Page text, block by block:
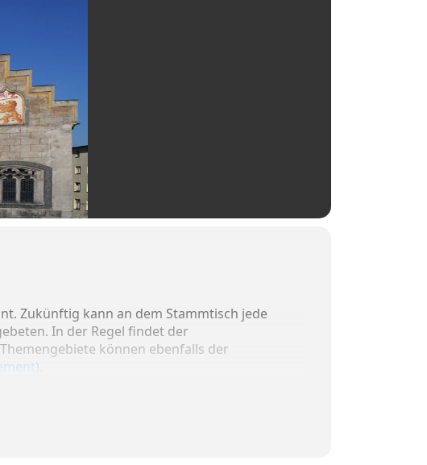
Zukünftig kann an dem Stammtisch jede
In der Regel findet der
können ebenfalls der
).
und Themengebiete: